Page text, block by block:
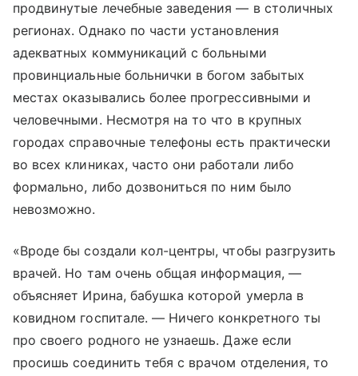
продвинутые лечебные заведения — в столичных
регионах. Однако по части установления
адекватных коммуникаций с больными
провинциальные больнички в богом забытых
местах оказывались более прогрессивными и
человечными. Несмотря на то что в крупных
городах справочные телефоны есть практически
во всех клиниках, часто они работали либо
формально, либо дозвониться по ним было
невозможно.
«Вроде бы создали кол-центры, чтобы разгрузить
врачей. Но там очень общая информация, —
объясняет Ирина, бабушка которой умерла в
ковидном госпитале. — Ничего конкретного ты
про своего родного не узнаешь. Даже если
просишь соединить тебя с врачом отделения, то